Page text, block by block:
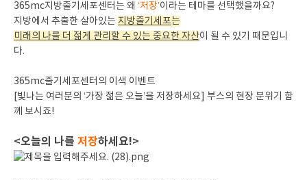
365mc지방줄기세포센터는 왜 ‘저장’이라는 테마를 선택했을까요?
지방에서 추출한 살아있는 지방줄기세포는
미래의 나를 더 젊게 관리할 수 있는 중요한 자산이 될 수 있기 때문입니
다.
365mc줄기세포센터의 이색 이벤트
[빛나는 여러분의 ‘가장 젊은 오늘’을 저장하세요] 부스의 현장 분위기 함
께 보시죠!
<오늘의 나를 저장하세요!>